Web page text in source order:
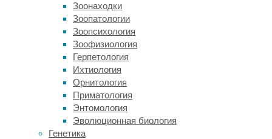
Зоонаходки
Зоопатологии
Зоопсихология
Зоофизиология
Герпетология
Ихтиология
Орнитология
Приматология
Энтомология
Эволюционная биология
Генетика
только
какой-
то
один
из
видов
онкозаболеваний.
Теперь
ученые
подошли